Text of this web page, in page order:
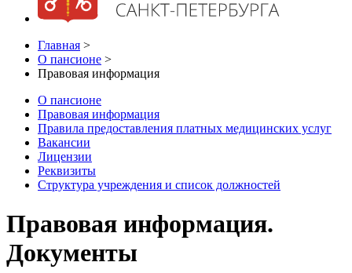
Главная >
О пансионе >
Правовая информация
О пансионе
Правовая информация
Правила предоставления платных медицинских услуг
Вакансии
Лицензии
Реквизиты
Структура учреждения и список должностей
Правовая информация.
Документы